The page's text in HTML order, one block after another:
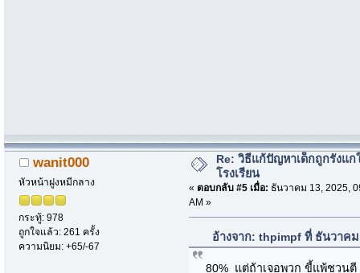
wanit000
หัวหน้าฝูงหมีกลาง
กระทู้: 978
ถูกใจแล้ว: 261 ครั้ง
ความนิยม: +65/-67
Re: วิธีแก้ปัญหาเด็กถูกรังแก
โรงเรียน
« ตอบกลับ #5 เมื่อ: ธันวาคม 13, 2025,
AM »
อ้างจาก: thpimpf ที่ ธันวาคม
80% แต่ถ้าเจอพวก ขี้แพ้ชวน